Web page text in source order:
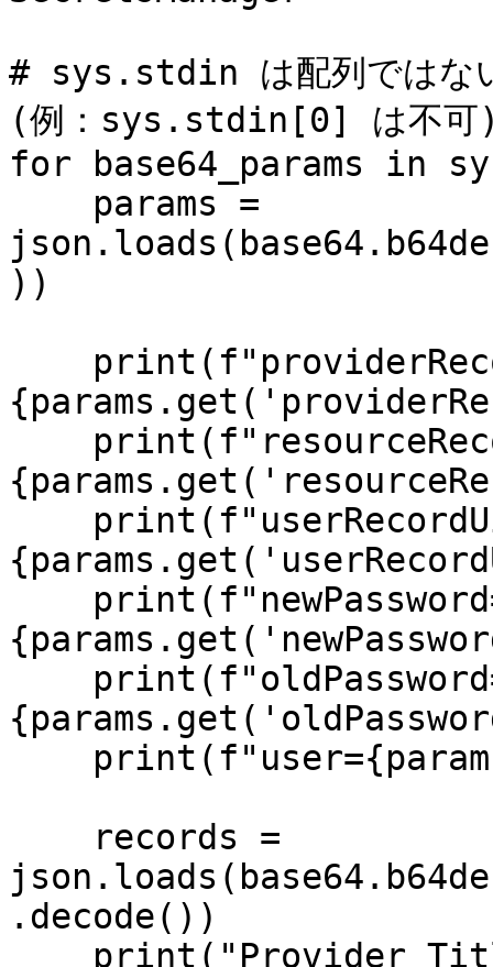
# sys.stdin は配列ではない
(例：sys.stdin[0] は不可
for base64_params in
))
.decode())